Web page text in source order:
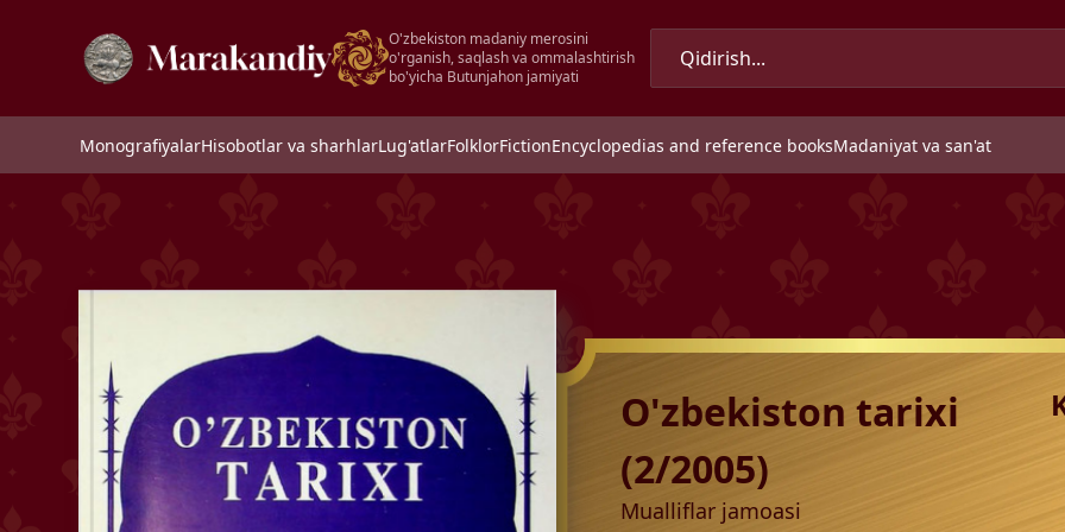
O'zbekiston madaniy merosini
o'rganish, saqlash va ommalashtirish
bo'yicha Butunjahon jamiyati
MonografiyalarHisobotlar va sharhlarLug'atlarFolklorFictionEncyclopedias and reference booksMadaniyat va san'at
O'zbekiston tarixi
(2/2005)
Mualliflar jamoasi